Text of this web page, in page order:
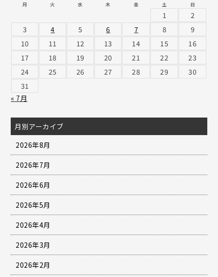
月 火 水 木 金 土 日
1
2
3
4 5 6 7 8
9
10
11 12 13 14 15
16
17
18 19 20 21 22
23
24
25 26 27 28 29
30
31
« 7月
月別アーカイブ
2026年8月
2026年7月
2026年6月
2026年5月
2026年4月
2026年3月
2026年2月